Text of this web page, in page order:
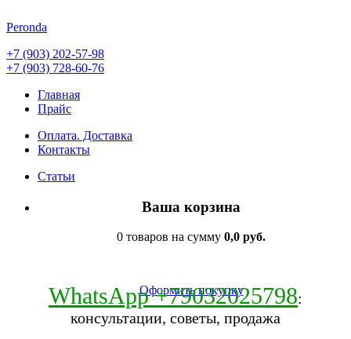
Peronda
+7 (903) 202-57-98
+7 (903) 728-60-76
Главная
Прайс
Оплата. Доставка
Контакты
Статьи
Ваша корзина
0 товаров на сумму 0,0 руб.
Оформить покупку
WhatsApp +79032025798:
консультации, советы, продажа